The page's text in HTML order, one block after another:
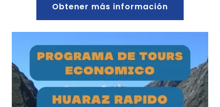
Obtener más información